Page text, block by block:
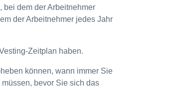
dem der Arbeitnehmer
der Arbeitnehmer jedes Jahr
Zeitplan haben.
können, wann immer Sie
bevor Sie sich das